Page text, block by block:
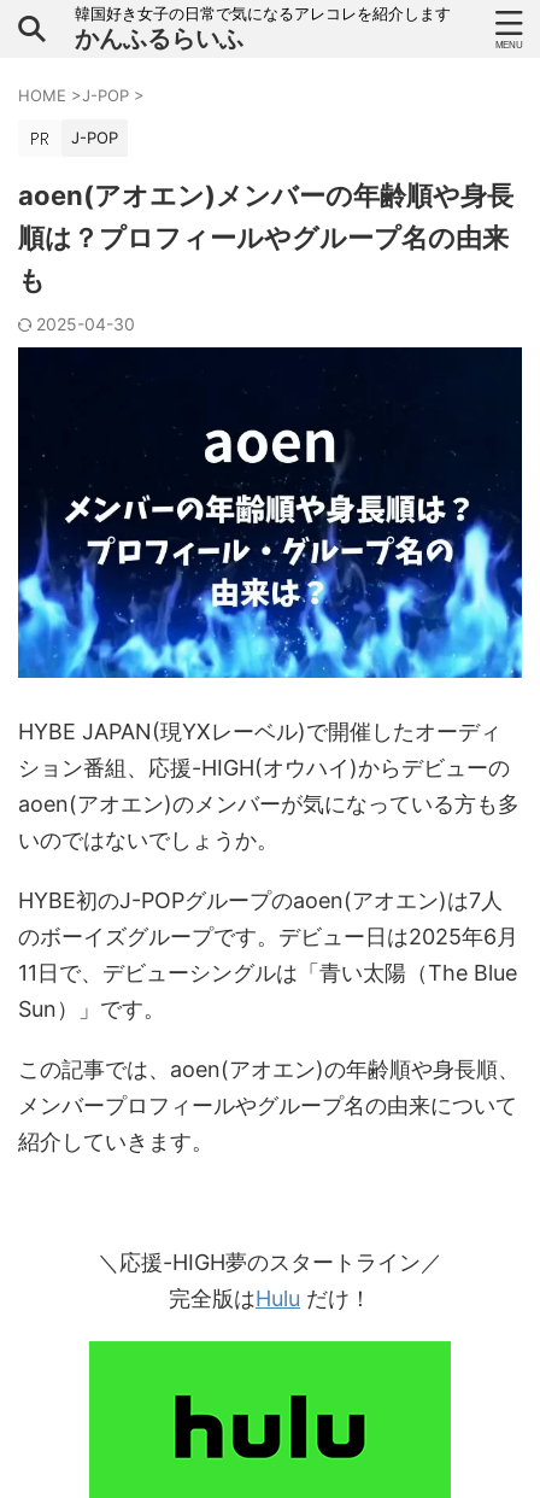
韓国好き女子の日常で気になるアレコレを紹介します
かんふるらいふ
HOME >J-POP >
J-POP
aoen(アオエン)メンバーの年齢順や身長
順は？プロフィールやグループ名の由来
も
2025-04-30
HYBE JAPAN(現YXレーベル)で開催したオーディ
ション番組、応援-HIGH(オウハイ)からデビューの
aoen(アオエン)のメンバーが気になっている方も多
いのではないでしょうか。
HYBE初のJ-POPグループのaoen(アオエン)は7人
のボーイズグループです。デビュー日は2025年6月
11日で、デビューシングルは「青い太陽（The Blue
Sun）」です。
この記事では、aoen(アオエン)の年齢順や身長順、
メンバープロフィールやグループ名の由来について
紹介していきます。
＼応援-HIGH夢のスタートライン／
完全版はHulu だけ！